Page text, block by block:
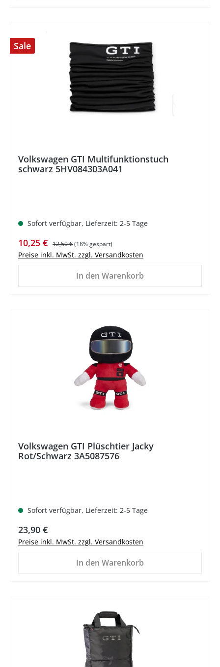
Sale
Volkswagen GTI Multifunktionstuch
schwarz 5HV084303A041
Sofort verfügbar, Lieferzeit: 2-5 Tage
Verkaufspreis:
10,25 € Regulärer Preis:
12,50 €(18% gespart)
Preise inkl. MwSt. zzgl. Versandkosten
In den Warenkorb
Volkswagen GTI Plüschtier Jacky
Rot/Schwarz 3A5087576
Sofort verfügbar, Lieferzeit: 2-5 Tage
Regulärer Preis:
23,90 €
Preise inkl. MwSt. zzgl. Versandkosten
In den Warenkorb